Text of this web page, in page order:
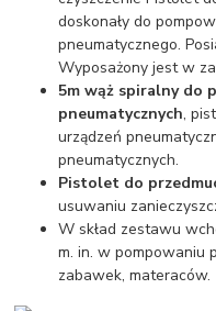
doskonały do
pneumatycznego.
Wyposażony jest w
5m wąż spiralny do
pneumatycznych,
urządzeń
pneumatycznych.
Pistolet do
usuwaniu
W skład zestawu
m. in. w pompowaniu
zabawek, materaców.